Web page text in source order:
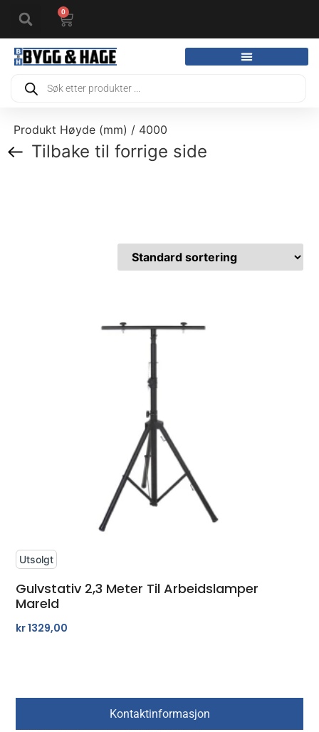
0
Produkt Høyde (mm) / 4000
Tilbake til forrige side
Gulvstativ 2,3 Meter Til Arbeidslamper
Mareld
kr1329,00
Utsolgt
Kontaktinformasjon